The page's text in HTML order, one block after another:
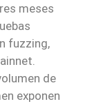
meses
fuzzing,
de
exponen